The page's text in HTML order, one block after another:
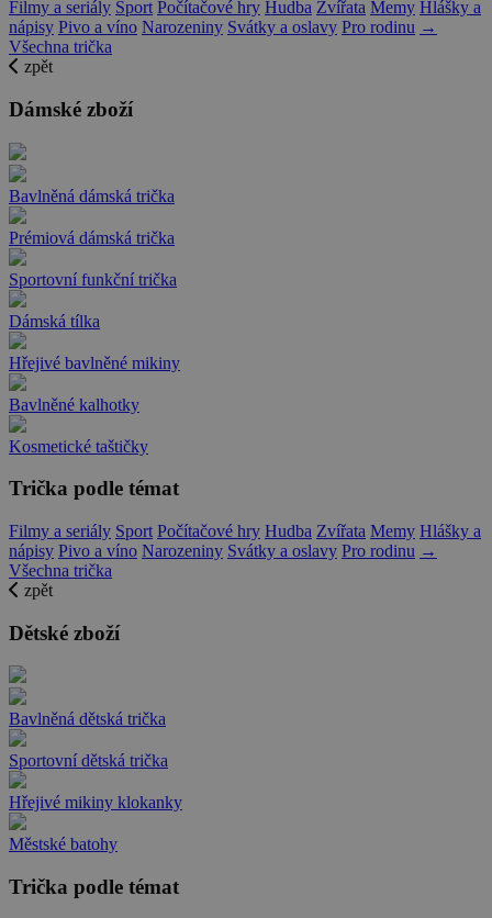
Filmy a seriály Sport Počítačové hry Hudba Zvířata Memy Hlášky a
nápisy Pivo a víno Narozeniny Svátky a oslavy Pro rodinu →
Všechna trička
zpět
Dámské zboží
Bavlněná dámská trička
Prémiová dámská trička
Sportovní funkční trička
Dámská tílka
Hřejivé bavlněné mikiny
Bavlněné kalhotky
Kosmetické taštičky
Trička podle témat
Filmy a seriály Sport Počítačové hry Hudba Zvířata Memy Hlášky a
nápisy Pivo a víno Narozeniny Svátky a oslavy Pro rodinu →
Všechna trička
zpět
Dětské zboží
Bavlněná dětská trička
Sportovní dětská trička
Hřejivé mikiny klokanky
Městské batohy
Trička podle témat